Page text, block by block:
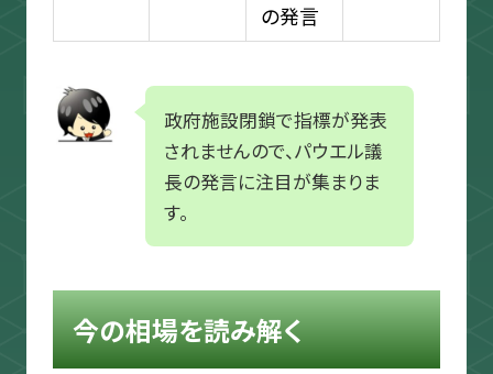
の発言
政府施設閉鎖で指標が発表
されませんので、パウエル議
長の発言に注目が集まりま
す。
今の相場を読み解く